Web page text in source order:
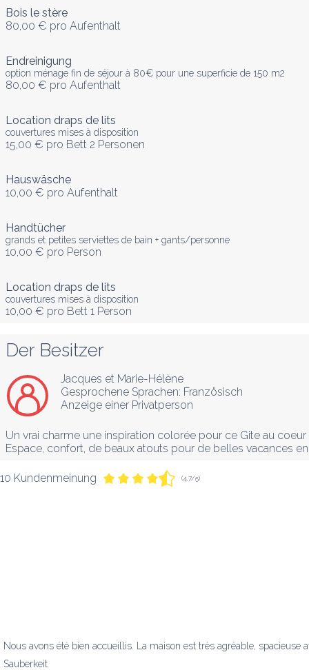
Bois le stère
80,00 € pro Aufenthalt
Endreinigung
option ménage fin de séjour à 80€ pour une superficie de 150 m2
80,00 € pro Aufenthalt
Location draps de lits
couvertures mises à disposition
15,00 € pro Bett 2 Personen
Hauswäsche
10,00 € pro Aufenthalt
Handtücher
grands et petites serviettes de bain + gants/personne
10,00 € pro Person
Location draps de lits
couvertures mises à disposition
10,00 € pro Bett 1 Person
Der Besitzer
Jacques et Marie-Hélène
Gesprochene Sprachen: Französisch
Anzeige einer Privatperson
Un vrai charme une inspiration colorée pour ce Gite au
Espace, confort, de beaux atouts pour de belles vacances
10 Kundenmeinung (4,7/5)
Nous avons été bien accueillis. La maison est très agréable,
Sauberkeit